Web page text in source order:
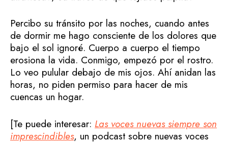
Percibo su tránsito por las noches, cuando antes
de dormir me hago consciente de los dolores que
bajo el sol ignoré. Cuerpo a cuerpo el tiempo
erosiona la vida. Conmigo, empezó por el rostro.
Lo veo pulular debajo de mis ojos. Ahí anidan las
horas, no piden permiso para hacer de mis
cuencas un hogar.
[Te puede interesar: Las voces nuevas siempre son
imprescindibles, un podcast sobre nuevas voces